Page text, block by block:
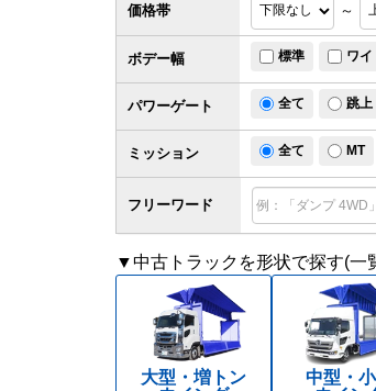
価格帯 ～
フリーワード
ボデー幅 標準 ワイ
パワーゲート 全て 跳上
ミッション 全て MT
▼中古トラックを形状で探す(一
大型・増トン
中型・